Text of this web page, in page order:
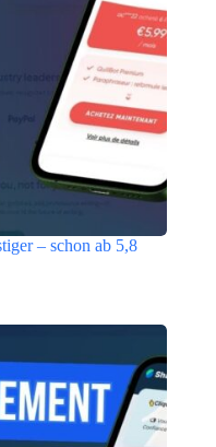
– schon ab 5,8